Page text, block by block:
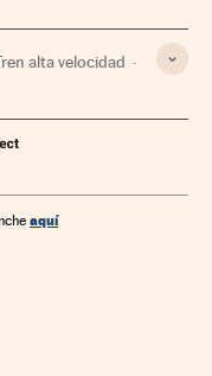
alta velocidad
aquí